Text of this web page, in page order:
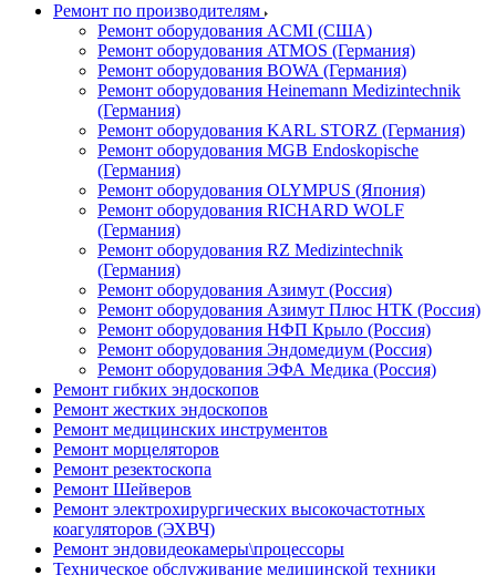
Ремонт по производителям
Ремонт оборудования ACMI (США)
Ремонт оборудования ATMOS (Германия)
Ремонт оборудования BOWA (Германия)
Ремонт оборудования Heinemann Medizintechnik
(Германия)
Ремонт оборудования KARL STORZ (Германия)
Ремонт оборудования MGB Endoskopische
(Германия)
Ремонт оборудования OLYMPUS (Япония)
Ремонт оборудования RICHARD WOLF
(Германия)
Ремонт оборудования RZ Medizintechnik
(Германия)
Ремонт оборудования Азимут (Россия)
Ремонт оборудования Азимут Плюс НТК (Россия)
Ремонт оборудования НФП Крыло (Россия)
Ремонт оборудования Эндомедиум (Россия)
Ремонт оборудования ЭФА Медика (Россия)
Ремонт гибких эндоскопов
Ремонт жестких эндоскопов
Ремонт медицинских инструментов
Ремонт морцеляторов
Ремонт резектоскопа
Ремонт Шейверов
Ремонт электрохирургических высокочастотных
коагуляторов (ЭХВЧ)
Ремонт эндовидеокамеры\процессоры
Техническое обслуживание медицинской техники